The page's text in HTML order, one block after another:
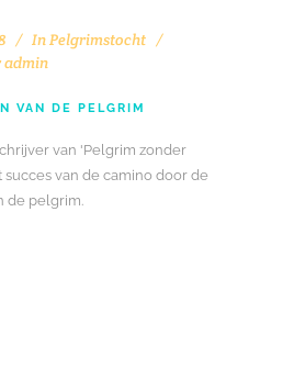
InPelgrimstocht
admin
VAN DE PELGRIM
van 'Pelgrim zonder
van de camino door de
de pelgrim.